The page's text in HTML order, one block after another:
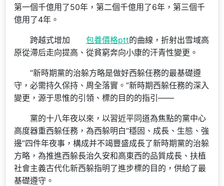
第一個千億用了50年，第二個千億用了6年，第三個千
億用了4年。
跨越式增加 包養價格ptt的曲線，折射出雪域高
原從滯后走向提高、從貧窮奔向小康的汗青性變更。
“新時期黨的治躲方略是做好西躲任務的最基礎遵
守，必需持久保持、周全落實。”新時期西躲任務的深入
變更，源于思惟的引領、標的目的的指引——
黨的十八年夜以來，以習近平同道為焦點的黨中心
高度器重西躲任務，為西躲明白“穩固、成長、生態、強
邊”四件年夜事，構成并不竭豐盛成長了新時期黨的治躲
方略，為推進西躲長治久安和高東西的品質成長、扶植
社會主義古代化新西躲指明了進步標的目的，供給了最
基礎遵守。